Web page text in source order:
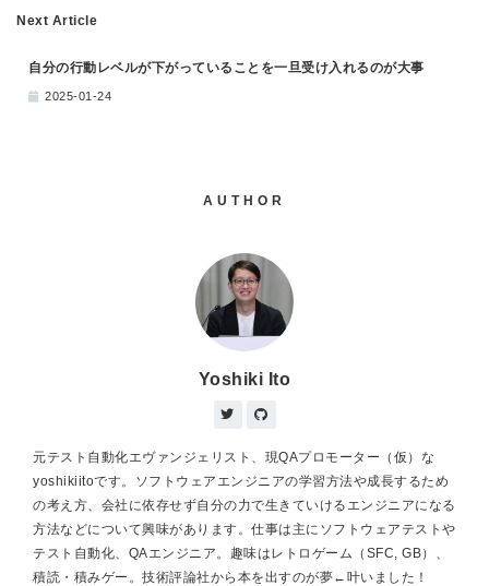
Next Article
自分の行動レベルが下がっていることを一旦受け入れるのが大事
2025-01-24
AUTHOR
Yoshiki Ito
元テスト自動化エヴァンジェリスト、現QAプロモーター（仮）な
yoshikiitoです。ソフトウェアエンジニアの学習方法や成長するため
の考え方、会社に依存せず自分の力で生きていけるエンジニアになる
方法などについて興味があります。仕事は主にソフトウェアテストや
テスト自動化、QAエンジニア。趣味はレトロゲーム（SFC, GB）、
積読・積みゲー。技術評論社から本を出すのが夢←叶いました！